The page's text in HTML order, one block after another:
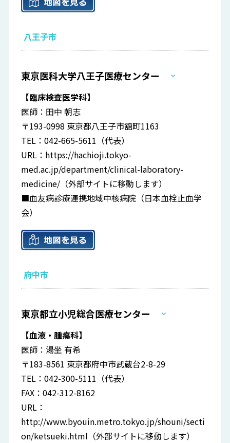
八王子市
東京医科大学八王子医療センター
【臨床検査医学科】
医師：田中 朝志
〒193-0998 東京都八王子市舘町1163
TEL：042-665-5611（代表）
URL： https://hachioji.tokyo-
med.ac.jp/department/clinical-laboratory-
medicine/ （外部サイトに移動します）
■血友病診療連携地域中核病院（日本血栓止血学
会）
府中市
東京都立小児総合医療センター
【血液・腫瘍科】
医師：湯坐 有希
〒183-8561 東京都府中市武蔵台2-8-29
TEL：042-300-5111（代表）
FAX：042-312-8162
URL：
http://www.byouin.metro.tokyo.jp/shouni/secti
on/ketsueki.html （外部サイトに移動します）